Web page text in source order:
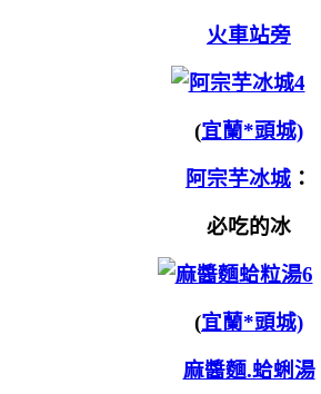
火車站旁
(宜蘭*頭城)
阿宗芋冰城 ：
必吃的冰
(宜蘭*頭城)
麻醬麵.蛤蜊湯